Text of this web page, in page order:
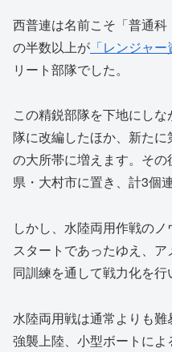
西普連は名前こそ「普通
の半数以上が 「レンジャー
リート部隊でした。
この精鋭部隊を下地にし
隊に改編したほか、新た
の大所帯に増えます。そ
県・大村市に置き、計3個
しかし、水陸両用作戦の
スタートであったゆえ、
同訓練を通して戦力化を行
水陸両用戦は通常よりも
強襲上陸、小型ボートによ